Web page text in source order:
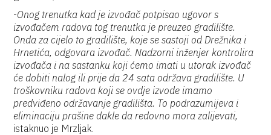
-Onog trenutka kad je izvođač potpisao ugovor s
izvođačem radova tog trenutka je preuzeo gradilište.
Onda za cijelo to gradilište, koje se sastoji od Drežnika i
Hrnetića, odgovara izvođač. Nadzorni inženjer kontrolira
izvođača i na sastanku koji ćemo imati u utorak izvođač
će dobiti nalog ili prije da 24 sata održava gradilište. U
troškovniku radova koji se ovdje izvode imamo
predviđeno održavanje gradilišta. To podrazumijeva i
eliminaciju prašine dakle da redovno mora zalijevati,
istaknuo je Mrzljak.